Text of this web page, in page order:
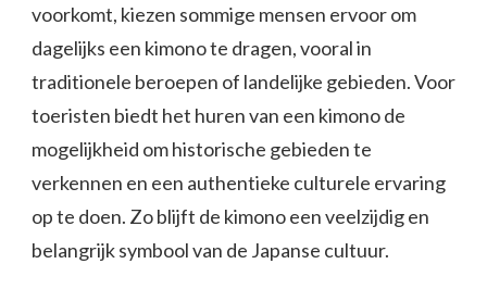
voorkomt, kiezen sommige mensen ervoor om
dagelijks een kimono te dragen, vooral in
traditionele beroepen of landelijke gebieden. Voor
toeristen biedt het huren van een kimono de
mogelijkheid om historische gebieden te
verkennen en een authentieke culturele ervaring
op te doen. Zo blijft de kimono een veelzijdig en
belangrijk symbool van de Japanse cultuur.